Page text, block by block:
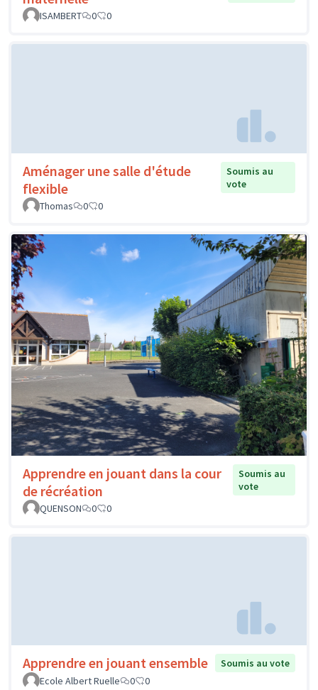
ISAMBERT
0 0
Aménager une salle d'étude
flexible
Soumis au
vote
Thomas
0 0
Apprendre en jouant dans la cour
de récréation
Soumis au
vote
QUENSON
0 0
Apprendre en jouant ensemble
Soumis au vote
Ecole Albert Ruelle
0 0